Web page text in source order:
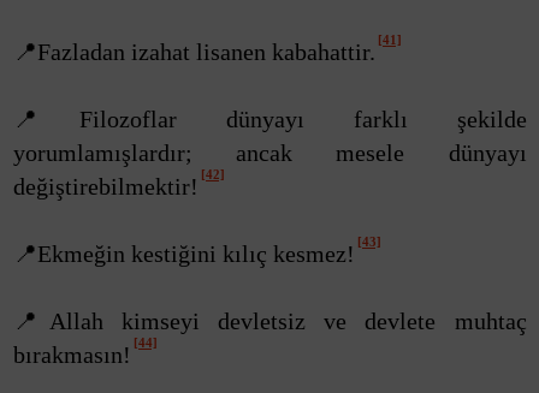
📍Fazladan izahat lisanen kabahattir. [41]
📍Filozoflar dünyayı farklı şekilde
yorumlamışlardır; ancak mesele dünyayı
değiştirebilmektir! [42]
📍Ekmeğin kestiğini kılıç kesmez! [43]
📍Allah kimseyi devletsiz ve devlete muhtaç
bırakmasın! [44]